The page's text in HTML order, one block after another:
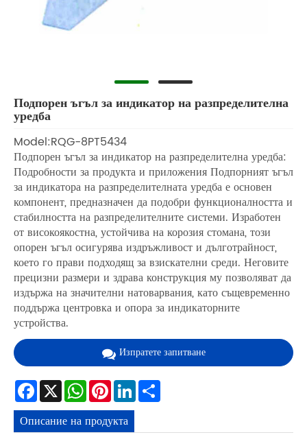
Подпорен ъгъл за индикатор на разпределителна
уредба
Model:RQG-8PT5434
Подпорен ъгъл за индикатор на разпределителна уредба:
Подробности за продукта и приложения Подпорният ъгъл
за индикатора на разпределителната уредба е основен
компонент, предназначен да подобри функционалността и
стабилността на разпределителните системи. Изработен
от високоякостна, устойчива на корозия стомана, този
опорен ъгъл осигурява издръжливост и дълготрайност,
което го прави подходящ за взискателни среди. Неговите
прецизни размери и здрава конструкция му позволяват да
издържа на значителни натоварвания, като същевременно
поддържа центровка и опора за индикаторните
устройства.
Изпратете запитване
Facebook
X WhatsApp
Pinterest
LinkedIn
Описание на продукта